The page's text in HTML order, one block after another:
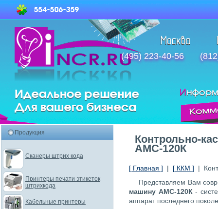
(495) 223-40-56
Контрольно-
АМС-120К
[ Главная ] | [ ККМ ] |
Представляем Вам
машину АМС-120К -
aппарат последнего
Продукция
Сканеры штрих кода
Принтеры печати этикеток
штрихкода
Кабельные принтеры